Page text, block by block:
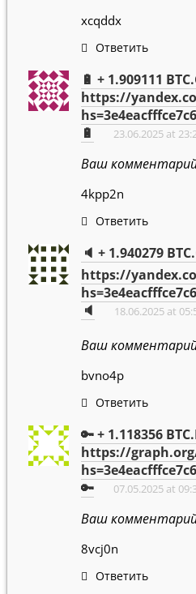
xcqddx
Ответить
🔋 + 1.909111
https://
🔋
23.06.2025 at
Ваш
4kpp2n
Ответить
🔈 + 1.940279
https://
🔈
18.06.2025 at
Ваш
bvno4p
Ответить
🔑 + 1.118356
https://graph.org/
🔑
07.05.2025 at
Ваш
8vcj0n
Ответить